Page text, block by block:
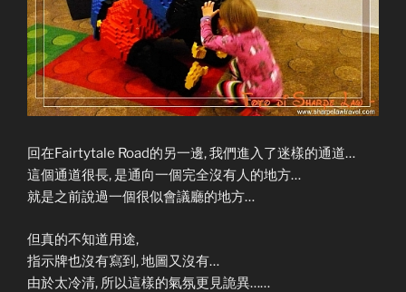
回在Fairtytale Road的另一邊, 我們進入了迷樣的通道…
這個通道很長, 是通向一個完全沒有人的地方…
就是之前說過一個很似會議廳的地方…
但真的不知道用途,
指示牌也沒有寫到, 地圖又沒有…
由於太冷清, 所以這樣的氣氛更見詭異……